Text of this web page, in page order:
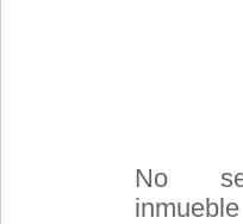
No
inmueble